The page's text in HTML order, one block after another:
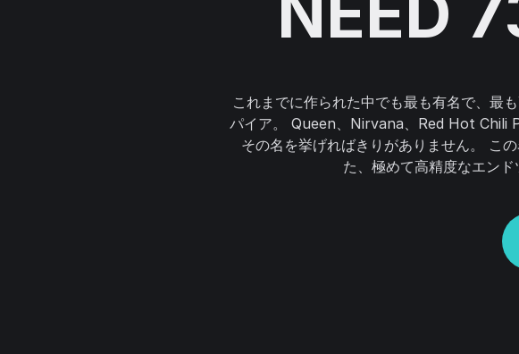
これまでに作られた中でも最も有名で、最
パイア。 Queen、Nirvana、Red Hot
その名を挙げればきりがありません。 こ
た、極めて高精度なエン